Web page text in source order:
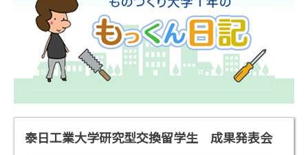
泰日工業大学研究型交換留学生 成果発表会